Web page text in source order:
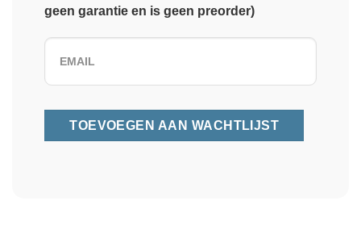
geen garantie en is geen preorder)